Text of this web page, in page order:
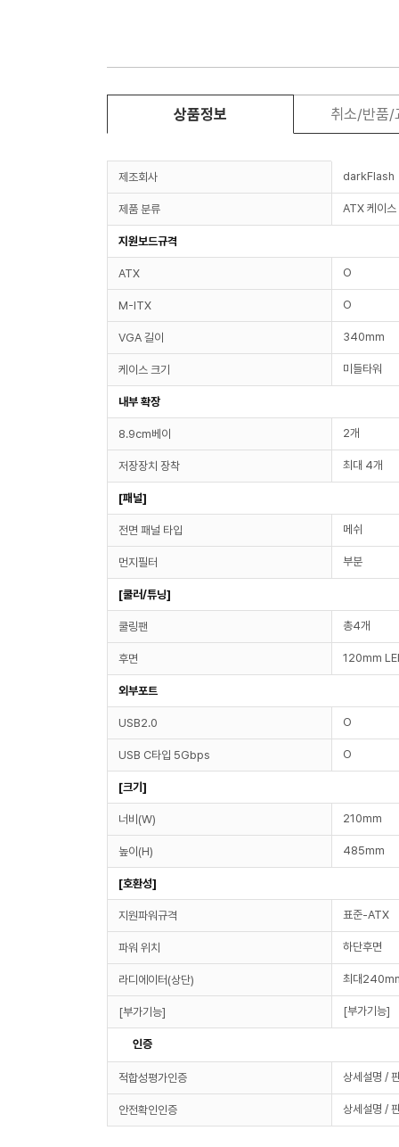
상품정보 취소/반품/
제조회사 darkFlash
제품 분류 ATX 케이스
지원보드규격
ATX O
M-ITX O
VGA 길이 340mm
케이스 크기 미들타워
내부 확장
8.9cm베이 2개
저장장치 장착 최대 4개
[패널]
전면 패널 타입 메쉬
먼지필터 부분
[쿨러/튜닝]
쿨링팬 총4개
후면 120mm
외부포트
USB2.0 O
USB C타입 5Gbps O
[크기]
너비(W) 210mm
높이(H) 485mm
[호환성]
지원파워규격 표준-ATX
파워 위치 하단후면
라디에이터(상단) 최대
[부가기능] [부가기능]
인증
적합성평가인증 상세설명 /
안전확인인증 상세설명 /